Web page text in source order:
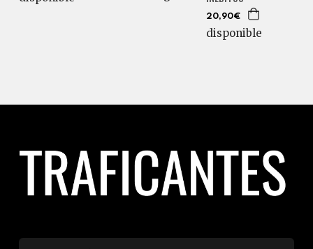
20,90€
disponible